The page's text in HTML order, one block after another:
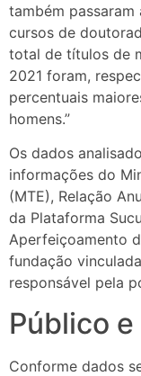
também
cursos de
total de títulos de
2021 foram,
percentuais
homens.”
Os dados
informações do
(MTE), Relação
da Plataforma
Aperfeiçoamento
fundação
responsável pela
Público
Conforme dados